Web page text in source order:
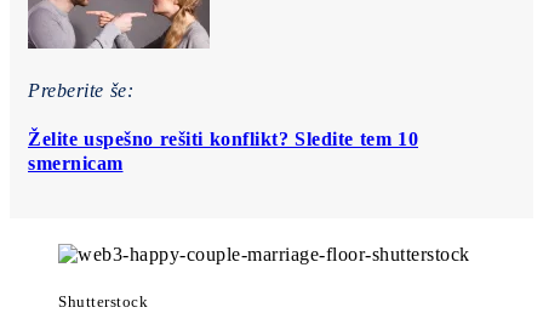
Preberite še:
Želite uspešno rešiti konflikt? Sledite tem 10
smernicam
Shutterstock